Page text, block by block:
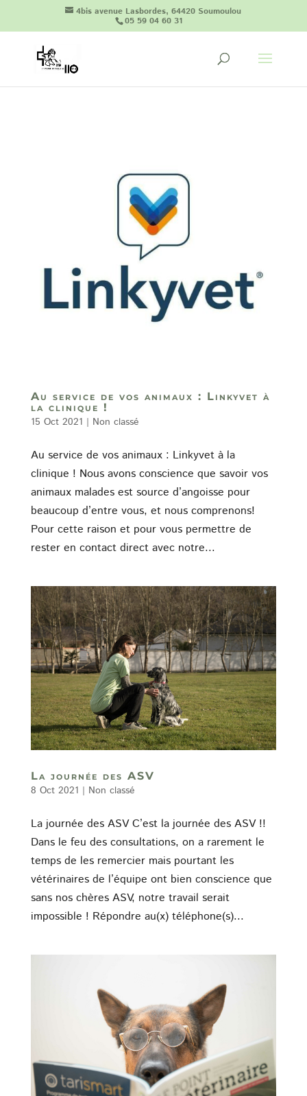
4bis avenue Lasbordes, 64420 Soumoulou
05 59 04 60 31
Au service de vos animaux : Linkyvet à
la clinique !
15 Oct 2021 | Non classé
Au service de vos animaux : Linkyvet à la
clinique ! Nous avons conscience que savoir vos
animaux malades est source d’angoisse pour
beaucoup d’entre vous, et nous comprenons!
Pour cette raison et pour vous permettre de
rester en contact direct avec notre...
La journée des ASV
8 Oct 2021 | Non classé
La journée des ASV C’est la journée des ASV !!
Dans le feu des consultations, on a rarement le
temps de les remercier mais pourtant les
vétérinaires de l’équipe ont bien conscience que
sans nos chères ASV, notre travail serait
impossible ! Répondre au(x) téléphone(s)...